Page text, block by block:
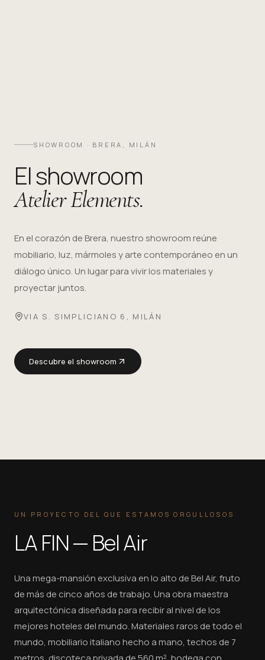
SHOWROOM · BRERA, MILÁN
El showroom
Atelier Elements.
En el corazón de Brera, nuestro showroom reúne
mobiliario, luz, mármoles y arte contemporáneo en un
diálogo único. Un lugar para vivir los materiales y
proyectar juntos.
VIA S. SIMPLICIANO 6, MILÁN
Descubre el showroom
UN PROYECTO DEL QUE ESTAMOS ORGULLOSOS
LA FIN — Bel Air
Una mega-mansión exclusiva en lo alto de Bel Air, fruto
de más de cinco años de trabajo. Una obra maestra
arquitectónica diseñada para recibir al nivel de los
mejores hoteles del mundo. Materiales raros de todo el
mundo, mobiliario italiano hecho a mano, techos de 7